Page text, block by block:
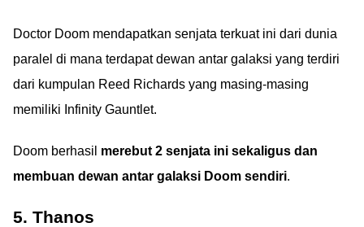
Doctor Doom mendapatkan senjata terkuat ini dari dunia
paralel di mana terdapat dewan antar galaksi yang terdiri
dari kumpulan Reed Richards yang masing-masing
memiliki Infinity Gauntlet.
Doom berhasil merebut 2 senjata ini sekaligus dan
membuan dewan antar galaksi Doom sendiri.
5. Thanos